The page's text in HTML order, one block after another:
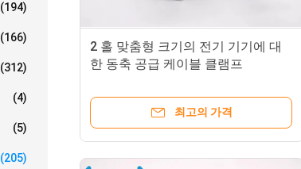
(194)
(166)
(312)
(4)
(5)
(205)
2 홀 맞춤형 크기의 전기 기기에 대
한 동축 공급 케이블 클램프
최고의 가격